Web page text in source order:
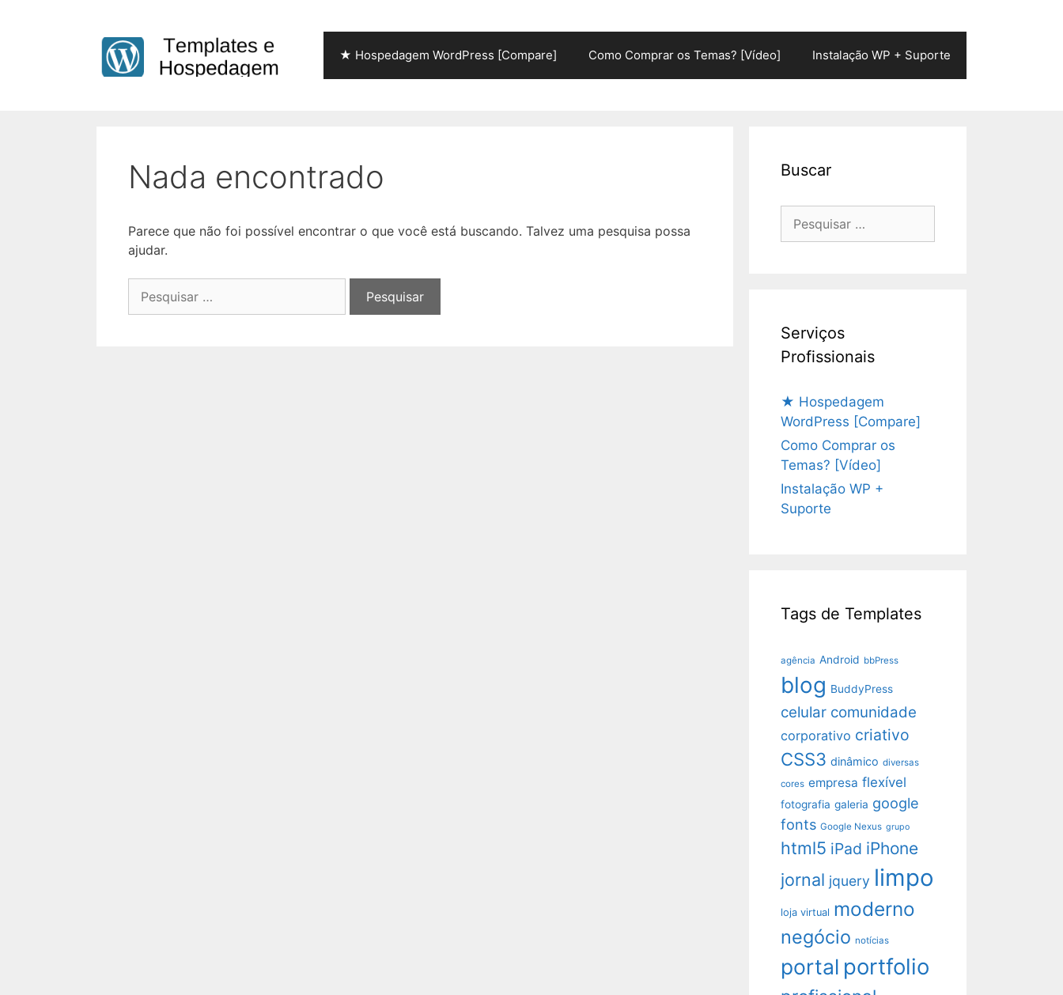
★ Hospedagem WordPress [Compare] Como Comprar os Temas? [Vídeo] Instalação WP + Suporte
Nada encontrado
Parece que não foi possível encontrar o que você está buscando. Talvez uma pesquisa possa
ajudar.
por:
Buscar
Serviços
Profissionais
★ Hospedagem
WordPress [Compare]
Como Comprar os
Temas? [Vídeo]
Instalação WP +
Suporte
Tags de Templates
agência Android bbPress
blog BuddyPress
celular comunidade
corporativo criativo
CSS3 dinâmico diversas
cores empresa flexível
fotografia galeria google
fonts Google Nexus grupo
html5 iPad iPhone
jornal jquery limpo
loja virtual moderno
negócio notícias
portal portfolio